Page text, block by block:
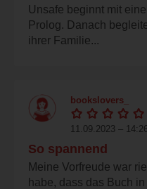
Unsafe beginnt mit
Prolog. Danach
ihrer Familie...
bookslovers_
11.09.2023 – 14:26
So spannend
Meine Vorfreude war
habe, dass das Buch